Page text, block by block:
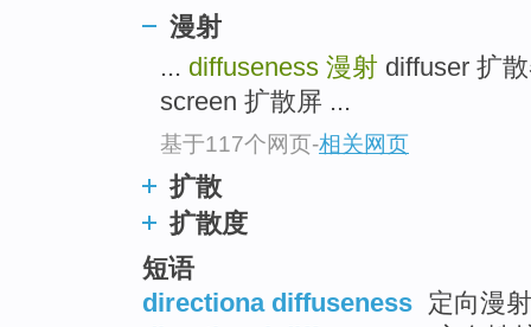
漫射
... diffuseness 漫射 diffuser 扩
screen 扩散屏 ...
基于117个网页-相关网页
扩散
扩散度
短语
directiona diffuseness 定向漫射